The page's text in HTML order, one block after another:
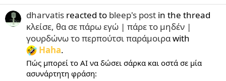
dharvatis reacted to bleep's post in the thread
κλείσε, θα σε πάρω εγώ | πάρε το μηδέν |
γουρδώνω το περπούτσι παράμοιραwith
Haha.
Πώς μπορεί το AI να δώσει σάρκα και οστά σε μία
ασυνάρτητη φράση: